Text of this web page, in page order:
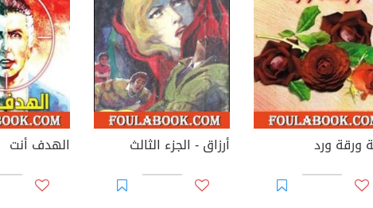
ورقة ورد أرزاق - الجزء الثالث الهدف أنت